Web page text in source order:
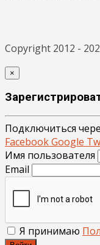
Copyright 2012 -
×
Подключиться
FacebookGoogle
Имя пользователя
Email
Я принимаю